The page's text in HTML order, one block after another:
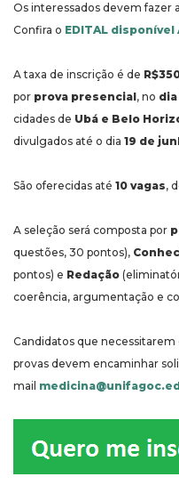
Os interessados devem fazer
Confira o EDITAL disponível
A taxa de inscrição é de
por prova presencial, no
cidades de Ubá e Belo
divulgados até o dia 19 de
São oferecidas até 10 vagas,
A seleção será composta por
questões, 30 pontos),
pontos) e Redação
coerência, argumentação e
Candidatos que
provas devem encaminhar
mail